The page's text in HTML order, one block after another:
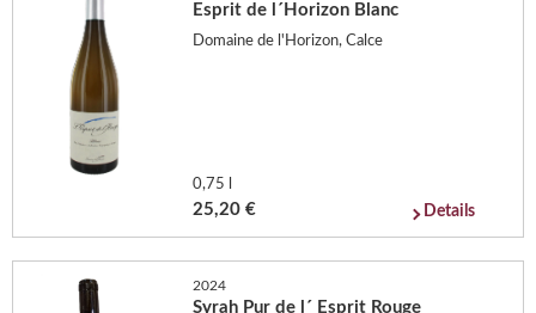
Esprit de l´Horizon Blanc
Domaine de l'Horizon, Calce
0,75 l
25,20 € Details
2024
Syrah Pur de l´ Esprit Rouge